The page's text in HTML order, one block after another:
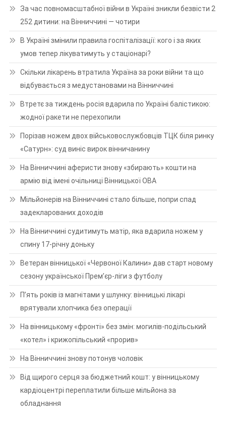
За час повномасштабної війни в Україні зникли безвісти 2
252 дитини: на Вінниччині — чотири
В Україні змінили правила госпіталізації: кого і за яких
умов тепер лікуватимуть у стаціонарі?
Скільки лікарень втратила Україна за роки війни та що
відбувається з медустановами на Вінниччині
Втретє за тиждень росія вдарила по Україні балістикою:
жодної ракети не перехопили
Порізав ножем двох військовослужбовців ТЦК біля ринку
«Сатурн»: суд виніс вирок вінничанину
На Вінниччині аферисти знову «збирають» кошти на
армію від імені очільниці Вінницької ОВА
Мільйонерів на Вінниччині стало більше, попри спад
задекларованих доходів
На Вінниччині судитимуть матір, яка вдарила ножем у
спину 17-річну доньку
Ветеран вінницької «Червоної Калини» дав старт новому
сезону української Прем’єр-ліги з футболу
П’ять років із магнітами у шлунку: вінницькі лікарі
врятували хлопчика без операції
На вінницькому «фронті» без змін: могилів-подільський
«котел» і крижопільський «прорив»
На Вінниччині знову потонув чоловік
Від щирого серця за бюджетний кошт: у вінницькому
кардіоцентрі переплатили більше мільйона за
обладнання